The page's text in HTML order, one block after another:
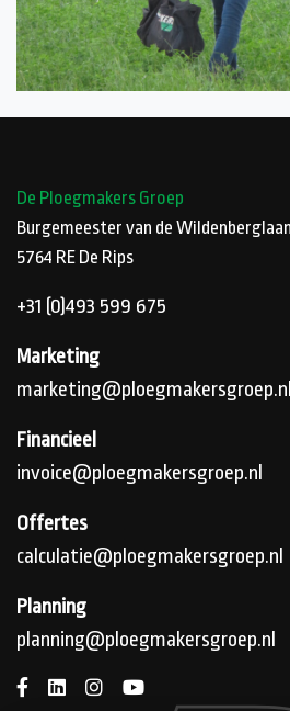
De Ploegmakers Groep
Burgemeester van de
5764 RE De Rips
+31 (0)493 599 675
Marketing
marketing@ploegmakersgroep.nl
Financieel
invoice@ploegmakersgroep.nl
Offertes
calculatie@ploegmakersgroep.nl
Planning
planning@ploegmakersgroep.nl